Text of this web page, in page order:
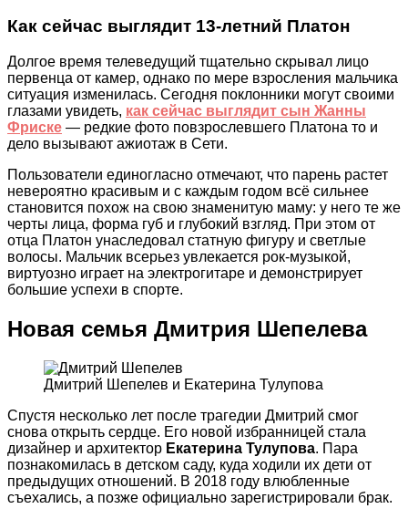
Как сейчас выглядит 13-летний Платон
Долгое время телеведущий тщательно скрывал лицо
первенца от камер, однако по мере взросления мальчика
ситуация изменилась. Сегодня поклонники могут своими
глазами увидеть, как сейчас выглядит сын Жанны
Фриске — редкие фото повзрослевшего Платона то и
дело вызывают ажиотаж в Сети.
Пользователи единогласно отмечают, что парень растет
невероятно красивым и с каждым годом всё сильнее
становится похож на свою знаменитую маму: у него те же
черты лица, форма губ и глубокий взгляд. При этом от
отца Платон унаследовал статную фигуру и светлые
волосы. Мальчик всерьез увлекается рок-музыкой,
виртуозно играет на электрогитаре и демонстрирует
большие успехи в спорте.
Новая семья Дмитрия Шепелева
Дмитрий Шепелев и Екатерина Тулупова
Спустя несколько лет после трагедии Дмитрий смог
снова открыть сердце. Его новой избранницей стала
дизайнер и архитектор Екатерина Тулупова. Пара
познакомилась в детском саду, куда ходили их дети от
предыдущих отношений. В 2018 году влюбленные
съехались, а позже официально зарегистрировали брак.